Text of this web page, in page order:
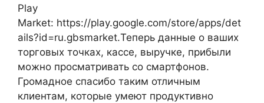
Play
Market: https://play.google.com/store/apps/det
ails?id=ru.gbsmarket.Теперь данные о ваших
торговых точках, кассе, выручке, прибыли
можно просматривать со смартфонов.
Громадное спасибо таким отличным
клиентам, которые умеют продуктивно